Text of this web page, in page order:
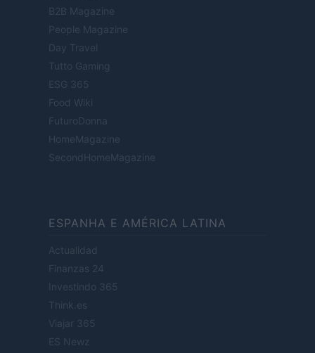
B2B Magazine
People Magazine
Day Travel
Tutto Gaming
ESG 365
Food Wiki
FuturoDonna
HomeMagazine
SecondHomeMagazine
ESPANHA E AMÉRICA LATINA
Actualidad
Finanzas 24
Investindo 365
Think.es
Viajar 365
ES Newz